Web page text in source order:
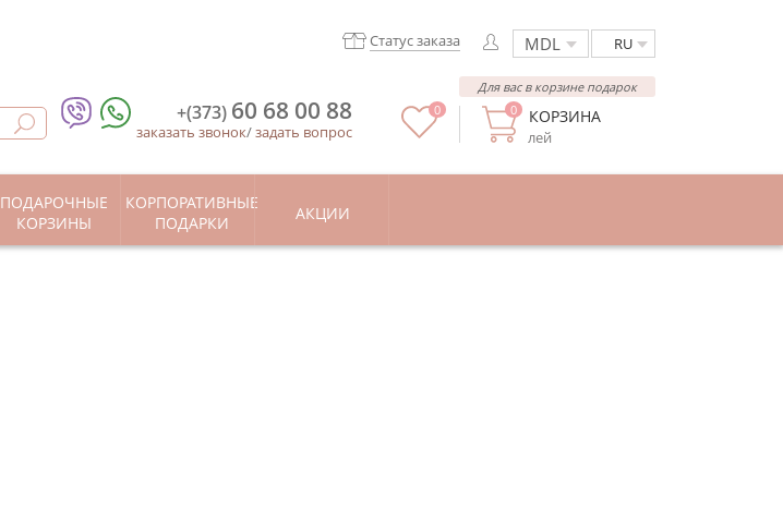
RU
Статус заказа
КОРЗИНА
лей
0
Для вас в корзине подарок
0
+(373) 60 68 00 88
заказать звонок/задать вопрос
ПОДАРОЧНЫЕ
КОРЗИНЫ
КОРПОРАТИВНЫЕ
ПОДАРКИ
АКЦИИ